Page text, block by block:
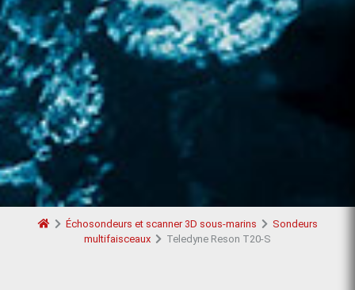
Échosondeurs et scanner 3D sous-marins
Sondeurs
multifaisceaux
Teledyne Reson T20-S